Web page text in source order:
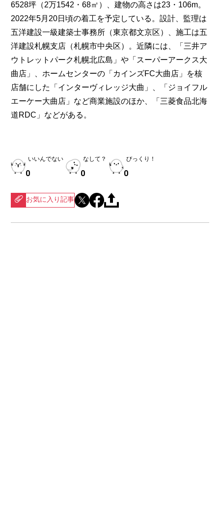
6528坪（2万1542・68㎡）、建物の高さは23・106m。
2022年5月20日頃の着工を予定している。設計、監理は
五洋建設一級建築士事務所（東京都文京区）、施工は五
洋建設札幌支店（札幌市中央区）。近隣には、「三井ア
ウトレットパーク札幌北広島」や「スーパーアークス大
曲店」、ホームセンターの「カインズFC大曲店」を核
店舗にした「インターヴィレッジ大曲」、「ジョイフル
エーケー大曲店」など商業施設のほか、「三菱食品北海
道RDC」などがある。
いいんでない
0
なして？
0
びっくり！
0
お気に入り記事